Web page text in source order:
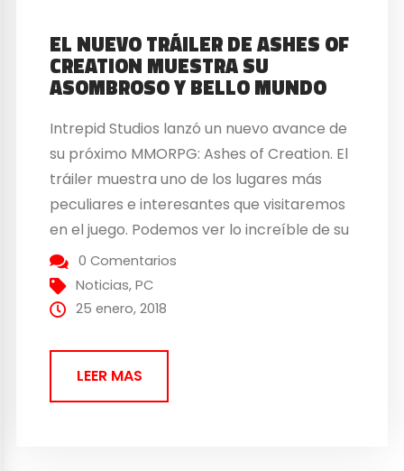
EL NUEVO TRÁILER DE ASHES OF
CREATION MUESTRA SU
ASOMBROSO Y BELLO MUNDO
Intrepid Studios lanzó un nuevo avance de
su próximo MMORPG: Ashes of Creation. El
tráiler muestra uno de los lugares más
peculiares e interesantes que visitaremos
en el juego. Podemos ver lo increíble de su
vegetación brillante y sus monstruos
exóticos, es un juego con una gran calidad
gráfica y una dirección de arte a...
0 Comentarios
Noticias,PC
25 enero, 2018
LEER MAS